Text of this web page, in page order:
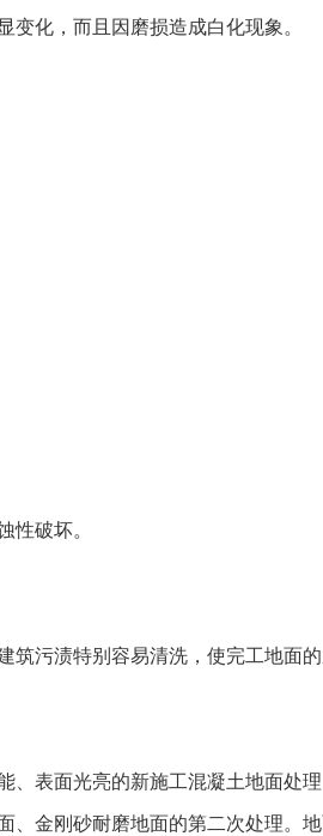
化，而且因磨损造成白化现象。
性破坏。
污渍特别容易清洗，使完工地面
表面光亮的新施工混凝土地面处理
金刚砂耐磨地面的第二次处理。